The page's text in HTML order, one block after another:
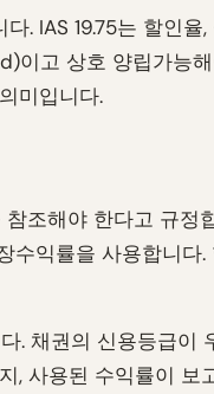
. IAS 19.75는 할인율,
이고 상호 양립가능
미입니다.
조해야 한다고 규정
수익률을 사용합니다.
. 채권의 신용등급이
, 사용된 수익률이 보